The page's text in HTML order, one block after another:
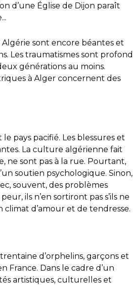
d’une Église de Dijon paraît
Algérie sont encore béantes et
Les traumatismes sont
générations au moins.
à Alger concernent des
pays pacifié. Les blessures et
La culture algérienne fait
ne sont pas à la rue. Pourtant,
soutien psychologique. Sinon,
souvent, des problèmes
ils n’en sortiront pas s’ils ne
d’amour et de tendresse.
d’orphelins, garçons et
France. Dans le cadre d’un
artistiques, culturelles et